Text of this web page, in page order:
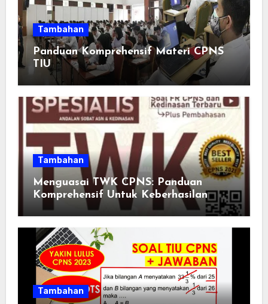
Tambahan
Panduan Komprehensif Materi CPNS
TIU
Tambahan
Menguasai TWK CPNS: Panduan
Komprehensif Untuk Keberhasilan
Tambahan